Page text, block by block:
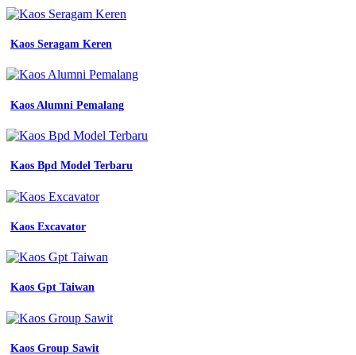
Kaos Seragam Keren
Kaos Alumni Pemalang
Kaos Bpd Model Terbaru
Kaos Excavator
Kaos Gpt Taiwan
Kaos Group Sawit